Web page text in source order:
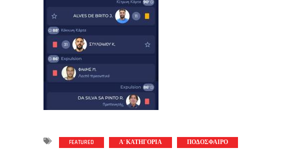
FEATURED Α' ΚΑΤΗΓΟΡΙΑ ΠΟΔΟΣΦΑΙΡΟ